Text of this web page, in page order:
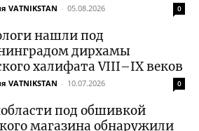
VATNIKSTAN - 05.08.2026 0
нашли под
дирхамы
халифата VIII–IX веков
VATNIKSTAN - 10.07.2026 0
под обшивкой
магазина обнаружили